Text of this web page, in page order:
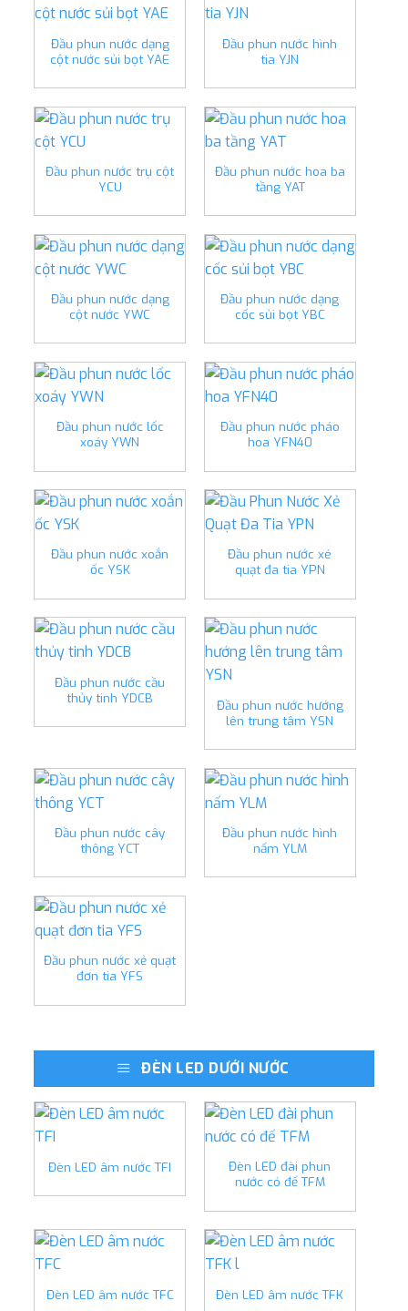
Đầu phun nước dạng
cột nước sủi bọt YAE
Đầu phun nước hình
tia YJN
Đầu phun nước trụ cột
YCU
Đầu phun nước hoa ba
tầng YAT
Đầu phun nước dạng
cột nước YWC
Đầu phun nước dạng
cốc sủi bọt YBC
Đầu phun nước lốc
xoáy YWN
Đầu phun nước pháo
hoa YFN40
Đầu phun nước xoắn
ốc YSK
Đầu phun nước xé
quạt đa tia YPN
Đầu phun nước cầu
thủy tinh YDCB
Đầu phun nước hướng
lên trung tâm YSN
Đầu phun nước cây
thông YCT
Đầu phun nước hình
nấm YLM
Đầu phun nước xẻ quạt
đơn tia YFS
ĐÈN LED DƯỚI NƯỚC
Đèn LED âm nước TFI
Đèn LED đài phun
nước có đế TFM
Đèn LED âm nước TFC Đèn LED âm nước TFK